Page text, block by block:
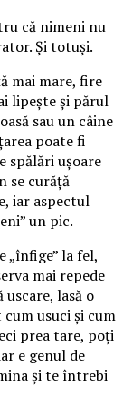
că nimeni nu
Și totuși.
mai mare, fire
lipește și părul
sau un câine
poate fi
spălări ușoare
se curăță
iar aspectul
un pic.
„înfige” la fel,
mai repede
uscare, lasă o
usuci și cum
prea tare, poți
e genul de
și te întrebi